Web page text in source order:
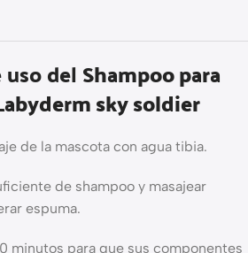
del Shampoo para
sky soldier
de la mascota con agua tibia.
de shampoo y masajear
espuma.
minutos para que sus componentes